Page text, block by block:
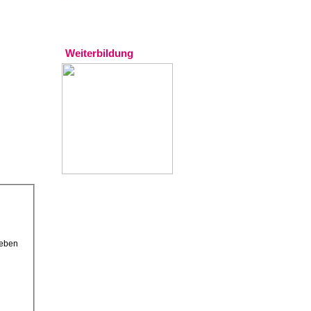
Weiterbildung